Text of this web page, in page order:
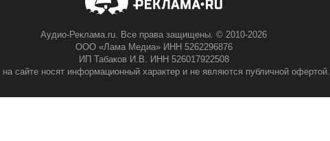
Аудио-Реклама.ru. Все права защищены. © 2010-2026
ООО «Лама Медиа» ИНН 5262296876
ИП Табаков И.В. ИНН 526017922508
сайте носят информационный характер и не являются публичной офертой.